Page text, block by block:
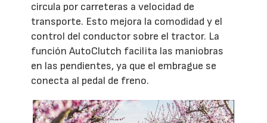
circula por carreteras a velocidad de
transporte. Esto mejora la comodidad y el
control del conductor sobre el tractor. La
función AutoClutch facilita las maniobras
en las pendientes, ya que el embrague se
conecta al pedal de freno.